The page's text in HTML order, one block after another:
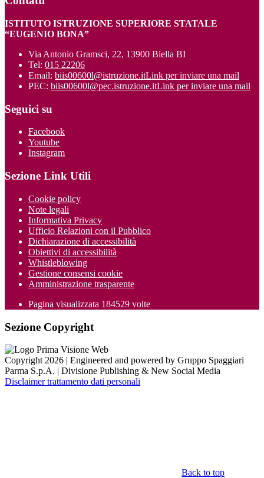
ISTITUTO ISTRUZIONE SUPERIORE STATALE
“EUGENIO BONA”
Via Antonio Gramsci, 22, 13900 Biella BI
Tel: 015 22206
Email: biis00600l@istruzione.itLink per inviare una mail
PEC: biis00600l@pec.istruzione.itLink per inviare una mail
Seguici su
Facebook
Youtube
Instagram
Sezione Link Utili
Cookie policy
Note legali
Informativa Privacy
Ufficio Relazioni con il Pubblico
Dichiarazione di accessibilità
Obiettivi di accessibilità
Whistleblowing
Gestione consensi cookie
Amministrazione trasparente
Pagina visualizzata 184529 volte
Sezione Copyright
Copyright 2026 | Engineered and powered by Gruppo Spaggiari
Parma S.p.A. | Divisione Publishing & New Social Media
Disclaimer trattamento dati personali
Back to top